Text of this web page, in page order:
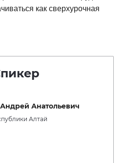
как сверхурочная
Анатольевич
Алтай